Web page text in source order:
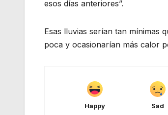
esos días anteriores”.
Esas lluvias serían tan mínimas
poca y ocasionarían más calor
Happy Sad